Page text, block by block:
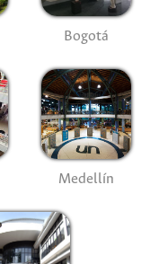
Bogotá
Medellín